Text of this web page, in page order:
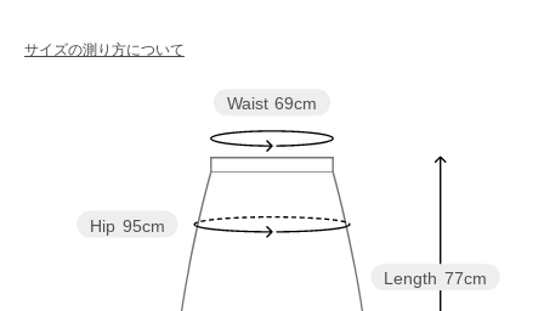
サイズの測り方について
Length 77cm
Hip 95cm
Waist 69cm